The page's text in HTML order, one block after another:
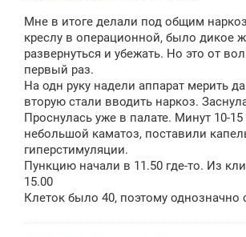
б
щ
н
и
Мне в итоге делали под общим
креслу в операционной, было дикое
развернуться и убежать. Но это от
первый раз.
На одн руку надели аппарат мерить
вторую стали вводить наркоз.
Проснулась уже в палате. Минут 10-
небольшой каматоз, поставили
гиперстимуляции.
Пункцию начали в 11.50 где-то. Из
15.00
Клеток было 40, поэтому однозначно